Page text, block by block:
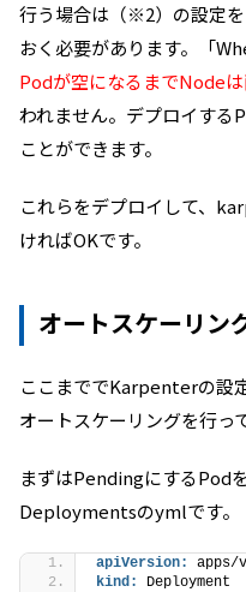
行う場合は（※2）の設定
おく必要があります。「
Podが空になるまでNode
われません。デプロイする
ことができます。
これらをデプロイして、
ければOKです。
オートスケーリン
ここまででKarpenterの設
オートスケーリングを行っ
まずはPendingにするPod
Deploymentsのymlです。
apiVersion:
apps/
kind:
Deployment